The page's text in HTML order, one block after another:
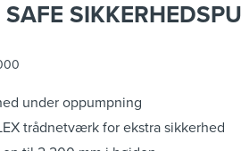
under oppumpning
trådnetværk for ekstra sikkerhed